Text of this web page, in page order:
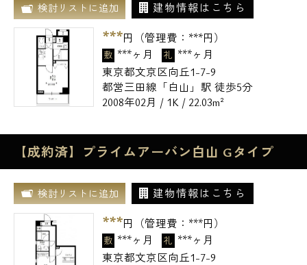
検討リストに追加 建物情報はこちら
***円（管理費： ***円）
敷 ***ヶ月 礼 ***ヶ月
東京都文京区向丘1-7-9
都営三田線「白山」駅 徒歩5分
2008年02月 / 1K / 22.03m²
【成約済】プライムアーバン白山 Gタイプ
検討リストに追加 建物情報はこちら
***円（管理費： ***円）
敷 ***ヶ月 礼 ***ヶ月
東京都文京区向丘1-7-9